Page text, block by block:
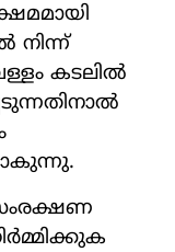
നിന്ന്
കടലിൽ